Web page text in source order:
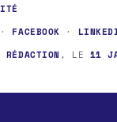
· FACEBOOK ·
RÉDACTION , LE 11